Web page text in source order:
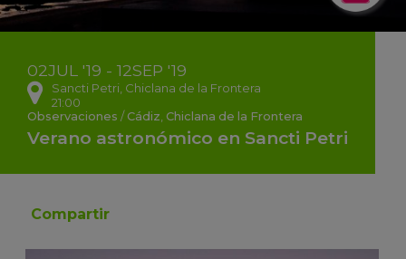
02JUL '19 - 12SEP '19
Sancti Petri, Chiclana de la Frontera
21:00
Observaciones / Cádiz Chiclana de la Frontera
Verano astronómico en Sancti Petri
Compartir